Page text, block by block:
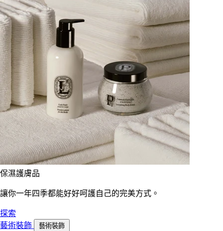
保濕護膚品
讓你一年四季都能好好呵護自己的完美方式。
探索
藝術裝飾
藝術裝飾